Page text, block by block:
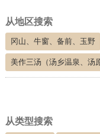
从地区搜索
冈山、牛窗、备前、玉野
美作三汤（汤乡温泉、汤
从类型搜索